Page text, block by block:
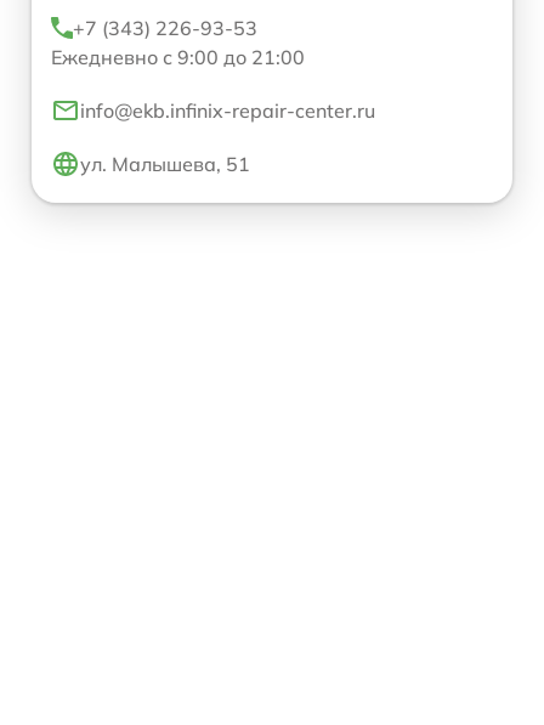
+7 (343) 226-93-53
Ежедневно с 9:00 до 21:00
info@ekb.infinix-repair-center.ru
ул. Малышева, 51